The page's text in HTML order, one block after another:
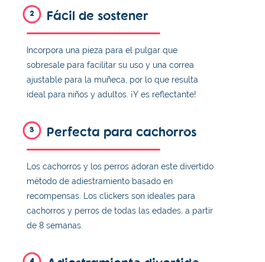
2 Fácil de sostener
Incorpora una pieza para el pulgar que
sobresale para facilitar su uso y una correa
ajustable para la muñeca, por lo que resulta
ideal para niños y adultos. ¡Y es reflectante!
3 Perfecta para cachorros
Los cachorros y los perros adoran este divertido
método de adiestramiento basado en
recompensas. Los clickers son ideales para
cachorros y perros de todas las edades, a partir
de 8 semanas.